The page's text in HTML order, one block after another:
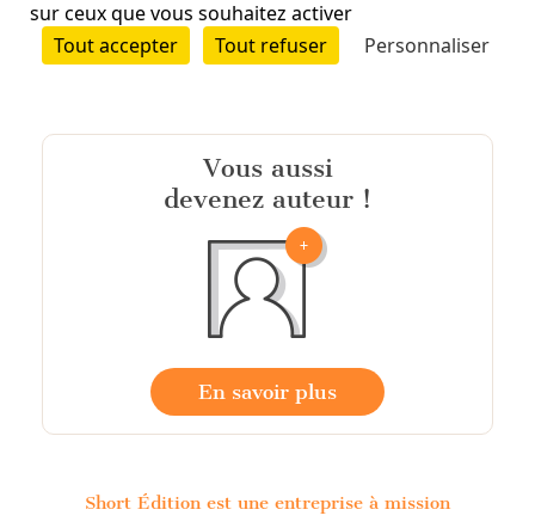
Vous aussi
devenez auteur !
En savoir plus
Short Édition est une entreprise à mission